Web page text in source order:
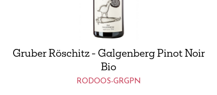
Gruber Röschitz - Galgenberg Pinot Noir
Bio
RODOOS-GRGPN